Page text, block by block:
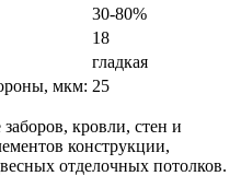
30-80%
18
гладкая
мкм: 25
кровли, стен и
конструкции,
отделочных потолков.